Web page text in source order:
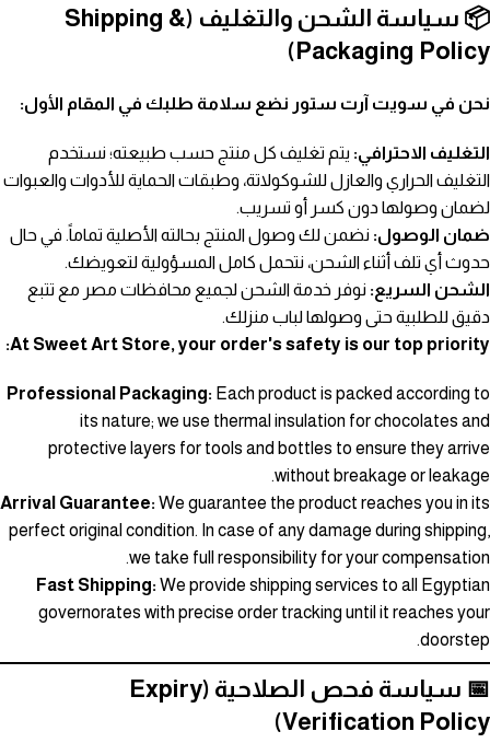
📦 سياسة الشحن والتغليف (Shipping &
Packaging Policy)
نحن في سويت آرت ستور نضع سلامة طلبك في المقام الأول:
التغليف الاحترافي: يتم تغليف كل منتج حسب طبيعته؛ نستخدم
التغليف الحراري والعازل للشوكولاتة، وطبقات الحماية للأدوات والعبوات
لضمان وصولها دون كسر أو تسريب.
ضمان الوصول: نضمن لك وصول المنتج بحالته الأصلية تماماً. في حال
حدوث أي تلف أثناء الشحن، نتحمل كامل المسؤولية لتعويضك.
الشحن السريع: نوفر خدمة الشحن لجميع محافظات مصر مع تتبع
دقيق للطلبية حتى وصولها لباب منزلك.
At Sweet Art Store, your order's safety is our top priority:
Professional Packaging: Each product is packed according to
its nature; we use thermal insulation for chocolates and
protective layers for tools and bottles to ensure they arrive
without breakage or leakage.
Arrival Guarantee: We guarantee the product reaches you in its
perfect original condition. In case of any damage during shipping,
we take full responsibility for your compensation.
Fast Shipping: We provide shipping services to all Egyptian
governorates with precise order tracking until it reaches your
doorstep.
📅 سياسة فحص الصلاحية (Expiry
Verification Policy)